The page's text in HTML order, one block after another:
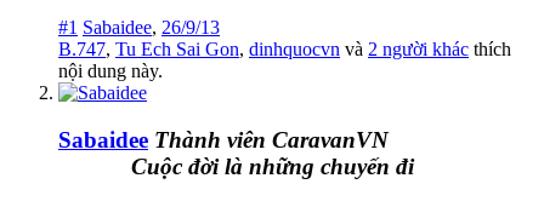
#1 Sabaidee, 26/9/13
B.747, Tu Ech Sai Gon, dinhquocvn và 2 người khác thích
nội dung này.
Sabaidee Thành viên CaravanVN
Cuộc đời là những chuyến đi